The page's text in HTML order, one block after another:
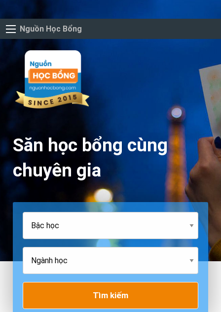
Nguồn Học Bổng
Săn học bổng cùng
chuyên gia
Tìm kiếm